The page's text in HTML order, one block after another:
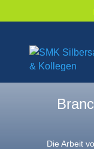
Die Arbeit